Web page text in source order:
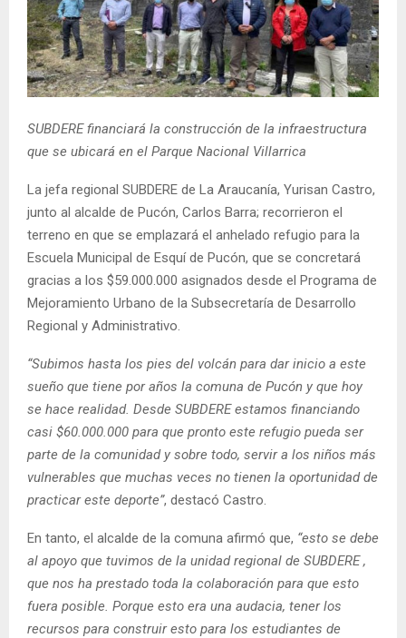
Y
M
U
SUBDERE financiará la construcción de la infraestructura
que se ubicará en el Parque Nacional Villarrica
La jefa regional SUBDERE de La Araucanía, Yurisan Castro,
junto al alcalde de Pucón, Carlos Barra; recorrieron el
terreno en que se emplazará el anhelado refugio para la
Escuela Municipal de Esquí de Pucón, que se concretará
gracias a los $59.000.000 asignados desde el Programa de
Mejoramiento Urbano de la Subsecretaría de Desarrollo
Regional y Administrativo.
“Subimos hasta los pies del volcán para dar inicio a este
sueño que tiene por años la comuna de Pucón y que hoy
se hace realidad. Desde SUBDERE estamos financiando
casi $60.000.000 para que pronto este refugio pueda ser
parte de la comunidad y sobre todo, servir a los niños más
vulnerables que muchas veces no tienen la oportunidad de
practicar este deporte”, destacó Castro.
En tanto, el alcalde de la comuna afirmó que, “esto se debe
al apoyo que tuvimos de la unidad regional de SUBDERE ,
que nos ha prestado toda la colaboración para que esto
fuera posible. Porque esto era una audacia, tener los
recursos para construir esto para los estudiantes de